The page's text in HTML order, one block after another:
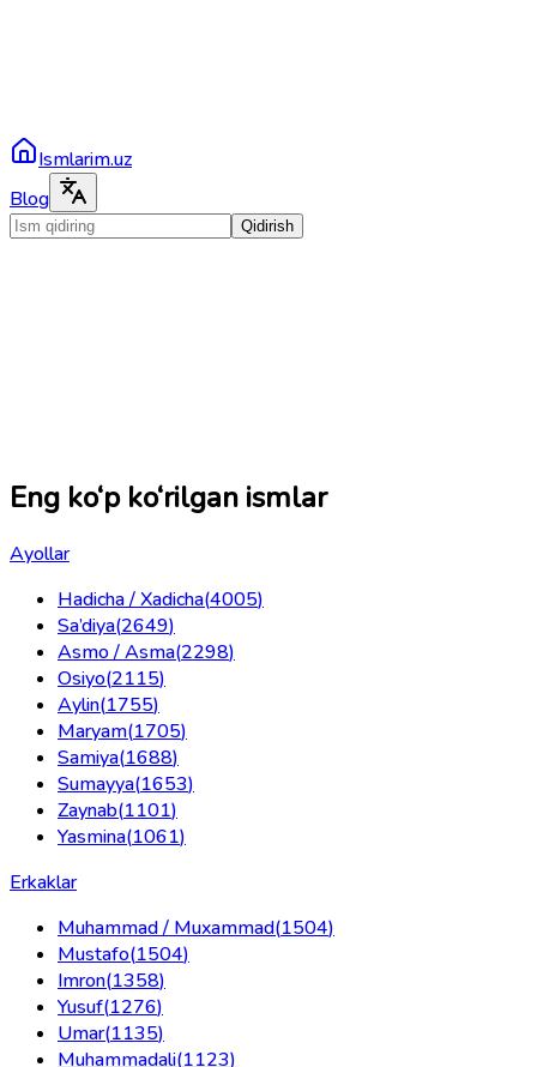
Ismlarim.uz
Blog
Qidirish
Eng ko‘p ko‘rilgan ismlar
Ayollar
Hadicha / Xadicha(4005)
Sa’diya(2649)
Asmo / Asma(2298)
Osiyo(2115)
Aylin(1755)
Maryam(1705)
Samiya(1688)
Sumayya(1653)
Zaynab(1101)
Yasmina(1061)
Erkaklar
Muhammad / Muxammad(1504)
Mustafo(1504)
Imron(1358)
Yusuf(1276)
Umar(1135)
Muhammadali(1123)